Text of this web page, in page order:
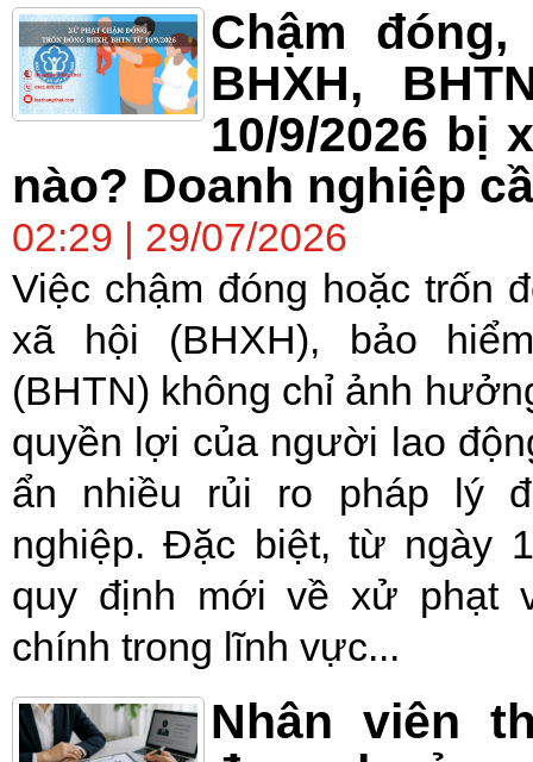
Chậm
BHXH,
10/9/2026 bị
nào? Doanh nghiệp
02:29 | 29/07/2026
Việc chậm đóng hoặc trốn
xã hội (BHXH), bảo
(BHTN) không chỉ ảnh
quyền lợi của người lao
ẩn nhiều rủi ro pháp lý
nghiệp. Đặc biệt, từ ngày
quy định mới về xử phạt
chính trong lĩnh vực...
Nhân viên